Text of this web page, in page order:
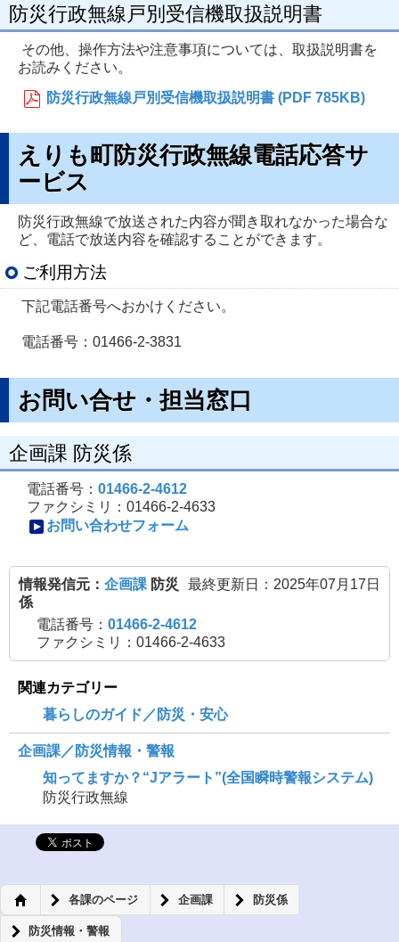
防災行政無線戸別受信機取扱説明書
その他、操作方法や注意事項については、取扱説明書を
お読みください。
防災行政無線戸別受信機取扱説明書 (PDF 785KB)
えりも町防災行政無線電話応答サ
ービス
防災行政無線で放送された内容が聞き取れなかった場合な
ど、電話で放送内容を確認することができます。
ご利用方法
下記電話番号へおかけください。
電話番号：01466-2-3831
お問い合せ・担当窓口
企画課 防災係
電話番号： 01466-2-4612
ファクシミリ：01466-2-4633
お問い合わせフォーム
最終更新日：2025年07月17日
情報発信元： 企画課 防災
係
電話番号： 01466-2-4612
ファクシミリ：01466-2-4633
関連カテゴリー
暮らしのガイド／防災・安心
企画課／防災情報・警報
知ってますか？“Jアラート”(全国瞬時警報システム)
防災行政無線
各課のページ 企画課 防災係
防災情報・警報